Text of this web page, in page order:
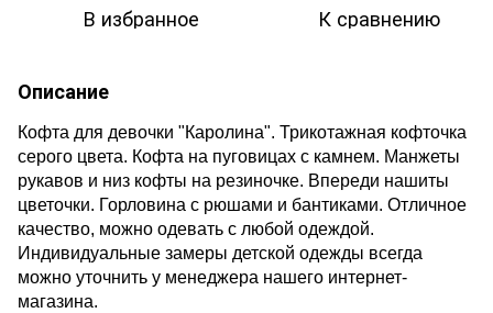
В избранное К сравнению
Описание
Кофта для девочки "Каролина". Трикотажная кофточка
серого цвета. Кофта на пуговицах с камнем. Манжеты
рукавов и низ кофты на резиночке. Впереди нашиты
цветочки. Горловина с рюшами и бантиками. Отличное
качество, можно одевать с любой одеждой.
Индивидуальные замеры детской одежды всегда
можно уточнить у менеджера нашего интернет-
магазина.